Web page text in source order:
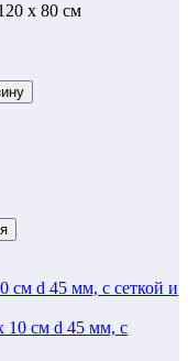
х 80 см
см d 45 мм, с сеткой и